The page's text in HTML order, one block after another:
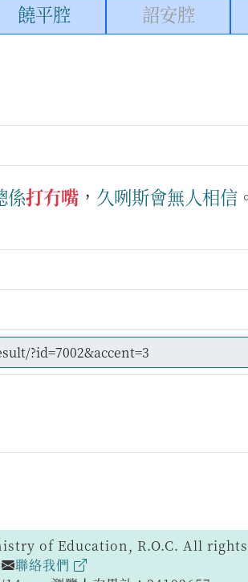
饒平腔 詔安腔
係打冇嘴 ， 久咧斯會無人相信
of Education, R.O.C. All
聯絡我們